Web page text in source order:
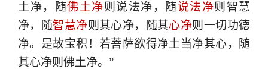
土净，随佛土净则说法净，随说法净则智慧
净，随智慧净则其心净，随其心净则一切功德
净。是故宝积！若菩萨欲得净土当净其心，随
其心净则佛土净。”